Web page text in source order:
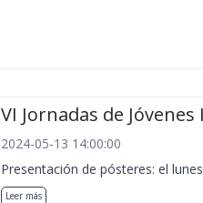
VI Jornadas de
2024-05-13 14:00:00
Presentación de pósteres: el
Leer más